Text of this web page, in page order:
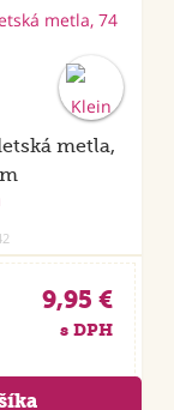
metla,
9,95 €
s DPH